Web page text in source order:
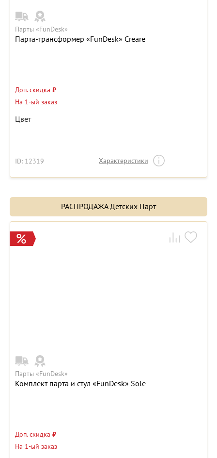
Парты «FunDesk»
Парта-трансформер «FunDesk» Creare
Доп. скидка ₽
На 1-ый заказ
Цвет
ID: 12319 Характеристики
РАСПРОДАЖА Детских Парт
Парты «FunDesk»
Комплект парта и стул «FunDesk» Sole
Доп. скидка ₽
На 1-ый заказ